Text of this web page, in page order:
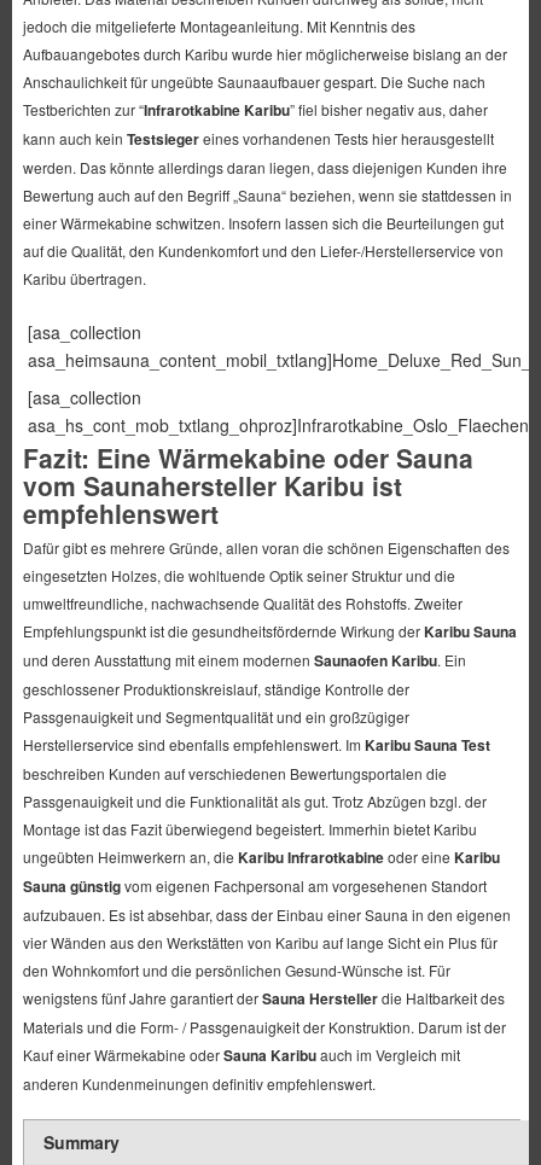
jedoch die mitgelieferte Montageanleitung. Mit Kenntnis des
Aufbauangebotes durch Karibu wurde hier möglicherweise bislang an der
Anschaulichkeit für ungeübte Saunaaufbauer gespart. Die Suche nach
Testberichten zur “Infrarotkabine Karibu” fiel bisher negativ aus, daher
kann auch kein Testsiegereines vorhandenen Tests hier herausgestellt
werden. Das könnte allerdings daran liegen, dass diejenigen Kunden ihre
Bewertung auch auf den Begriff „Sauna“ beziehen, wenn sie stattdessen in
einer Wärmekabine schwitzen. Insofern lassen sich die Beurteilungen gut
auf die Qualität, den Kundenkomfort und den Liefer-/Herstellerservice von
Karibu übertragen.
[asa_collection
[asa_collection
Fazit: Eine Wärmekabine oder Sauna
vom Saunahersteller Karibu ist
empfehlenswert
Dafür gibt es mehrere Gründe, allen voran die schönen Eigenschaften des
eingesetzten Holzes, die wohltuende Optik seiner Struktur und die
umweltfreundliche, nachwachsende Qualität des Rohstoffs. Zweiter
Empfehlungspunkt ist die gesundheitsfördernde Wirkung derKaribu Sauna
und deren Ausstattung mit einem modernen Saunaofen Karibu. Ein
geschlossener Produktionskreislauf, ständige Kontrolle der
Passgenauigkeit und Segmentqualität und ein großzügiger
Herstellerservice sind ebenfalls empfehlenswert. Im Karibu Sauna Test
beschreiben Kunden auf verschiedenen Bewertungsportalen die
Passgenauigkeit und die Funktionalität als gut. Trotz Abzügen bzgl. der
Montage ist das Fazit überwiegend begeistert. Immerhin bietet Karibu
ungeübten Heimwerkern an, die Karibu Infrarotkabineoder eine Karibu
Sauna günstigvom eigenen Fachpersonal am vorgesehenen Standort
aufzubauen. Es ist absehbar, dass der Einbau einer Sauna in den eigenen
vier Wänden aus den Werkstätten von Karibu auf lange Sicht ein Plus für
den Wohnkomfort und die persönlichen Gesund-Wünsche ist. Für
wenigstens fünf Jahre garantiert derSauna Herstellerdie Haltbarkeit des
Materials und die Form- / Passgenauigkeit der Konstruktion. Darum ist der
Kauf einer Wärmekabine oderSauna Karibuauch im Vergleich mit
anderen Kundenmeinungen definitiv empfehlenswert.
Summary